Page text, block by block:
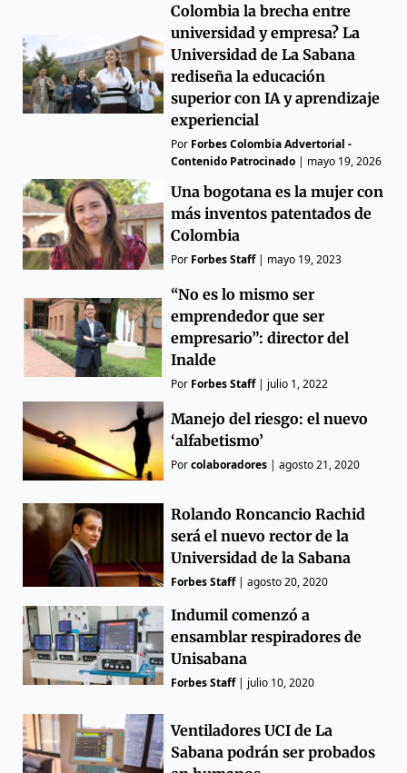
Colombia la brecha entre
universidad y empresa? La
Universidad de La Sabana
rediseña la educación
superior con IA y aprendizaje
experiencial
Por Forbes Colombia Advertorial -
Contenido Patrocinado | mayo 19, 2026
Una bogotana es la mujer con
más inventos patentados de
Colombia
Por Forbes Staff| mayo 19, 2023
“No es lo mismo ser
emprendedor que ser
empresario”: director del
Inalde
Por Forbes Staff| julio 1, 2022
Manejo del riesgo: el nuevo
‘alfabetismo’
Porcolaboradores |agosto 21, 2020
Rolando Roncancio Rachid
será el nuevo rector de la
Universidad de la Sabana
Forbes Staff|agosto 20, 2020
Indumil comenzó a
ensamblar respiradores de
Unisabana
Forbes Staff| julio 10, 2020
Ventiladores UCI de La
Sabana podrán ser probados